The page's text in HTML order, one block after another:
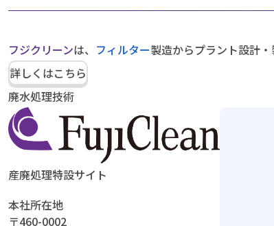
フジクリーンは、 フィルター製造からプラント設計・
詳しくはこちら
廃水処理技術
産廃処理特設サイト
本社所在地
〒460-0002